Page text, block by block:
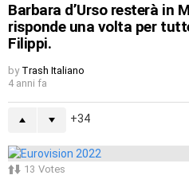
Barbara d’Urso resterà in
risponde una volta per
Filippi.
by Trash Italiano
4 anni fa
34
13 Votes